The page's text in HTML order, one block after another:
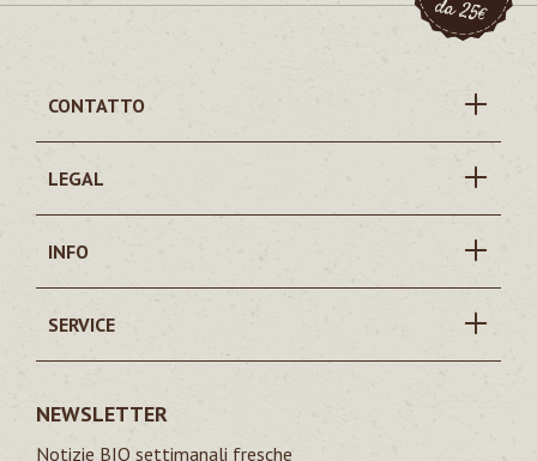
CONTATTO
LEGAL
INFO
SERVICE
NEWSLETTER
Notizie BIO settimanali fresche